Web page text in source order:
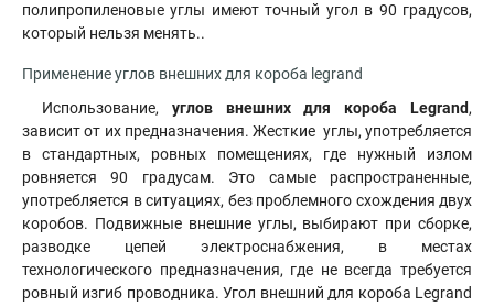
полипропиленовые углы имеют точный угол в 90 градусов,
который нельзя менять..
Применение углов внешних для короба legrand
Использование, углов внешних для короба Legrand,
зависит от их предназначения. Жесткие углы, употребляется
в стандартных, ровных помещениях, где нужный излом
ровняется 90 градусам. Это самые распространенные,
употребляется в ситуациях, без проблемного схождения двух
коробов. Подвижные внешние углы, выбирают при сборке,
разводке цепей электроснабжения, в местах
технологического предназначения, где не всегда требуется
ровный изгиб проводника. Угол внешний для короба Legrand